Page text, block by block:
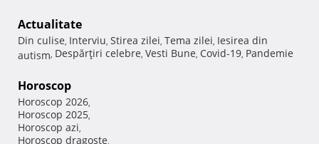
Actualitate
Din culise, Interviu, Stirea zilei, Tema zilei, Iesirea din
autism, Despărţiri celebre, Vesti Bune, Covid-19, Pandemie
Horoscop
Horoscop 2026,
Horoscop 2025,
Horoscop azi,
Horoscop dragoste,